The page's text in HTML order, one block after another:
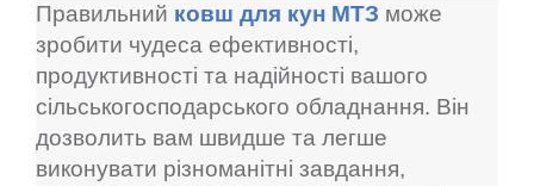
Правильний ковш для кун МТЗ може
зробити чудеса ефективності,
продуктивності та надійності вашого
сільськогосподарського обладнання. Він
дозволить вам швидше та легше
виконувати різноманітні завдання,